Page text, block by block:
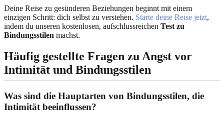
Deine Reise zu gesünderen Beziehungen beginnt mit einem
einzigen Schritt: dich selbst zu verstehen. Starte deine Reise jetzt,
indem du unseren kostenlosen, aufschlussreichen Test zu
Bindungsstilen machst.
Häufig gestellte Fragen zu Angst vor
Intimität und Bindungsstilen
Was sind die Hauptarten von Bindungsstilen, die
Intimität beeinflussen?